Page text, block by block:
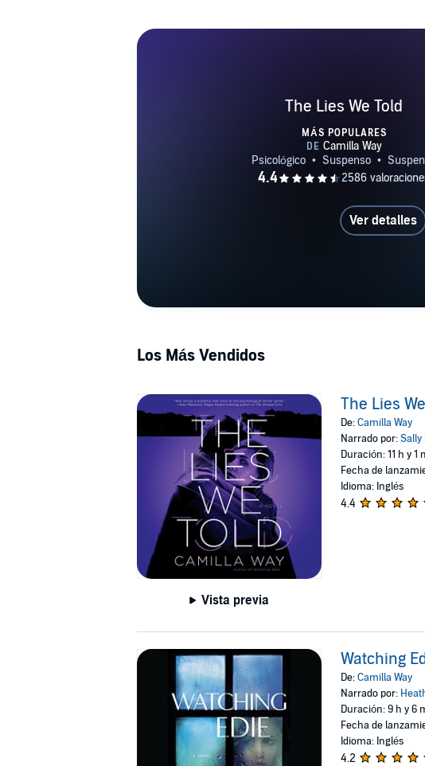
The Lies We Told
MÁS POPULARES
Ver detalles
Los Más Vendidos
Vista previa
The Lies
De:Camilla Way
Narrado por:Sally
Duración: 11 h y 1
Fecha de
Idioma: Inglés
4.4
Watching
De:Camilla Way
Narrado por:
Duración: 9 h y 6
Fecha de
Idioma: Inglés
4.2